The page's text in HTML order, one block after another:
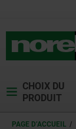
CHOIX DU
PRODUIT
PAGE D’ACCUEIL